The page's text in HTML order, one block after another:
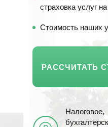
Налоговое,
РАССЧИТАТЬ
страховка услуг
Стоимость наших